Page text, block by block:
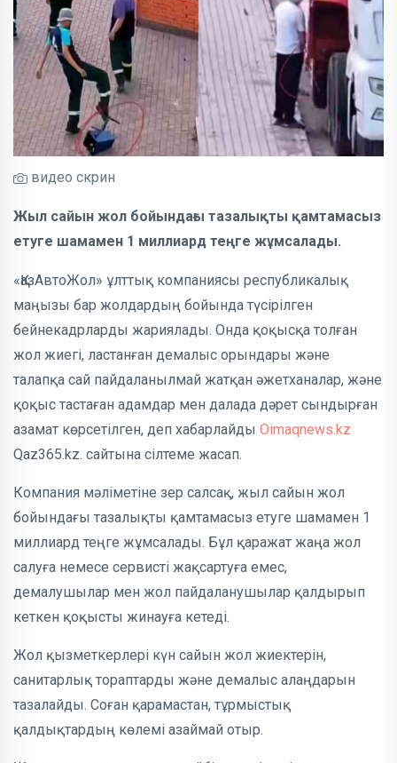
видео скрин
Жыл сайын жол бойындағы тазалықты қамтамасыз
етуге шамамен 1 миллиард теңге жұмсалады.
«ҚазАвтоЖол» ұлттық компаниясы республикалық
маңызы бар жолдардың бойында түсірілген
бейнекадрларды жариялады. Онда қоқысқа толған
жол жиегі, ластанған демалыс орындары және
талапқа сай пайдаланылмай жатқан әжетханалар, және
қоқыс тастаған адамдар мен далада дәрет сындырған
азамат көрсетілген, деп хабарлайды Oimaqnews.kz
Qaz365.kz. сайтына сілтеме жасап.
Компания мәліметіне зер салсақ, жыл сайын жол
бойындағы тазалықты қамтамасыз етуге шамамен 1
миллиард теңге жұмсалады. Бұл қаражат жаңа жол
салуға немесе сервисті жақсартуға емес,
демалушылар мен жол пайдаланушылар қалдырып
кеткен қоқысты жинауға кетеді.
Жол қызметкерлері күн сайын жол жиектерін,
санитарлық тораптарды және демалыс алаңдарын
тазалайды. Соған қарамастан, тұрмыстық
қалдықтардың көлемі азаймай отыр.